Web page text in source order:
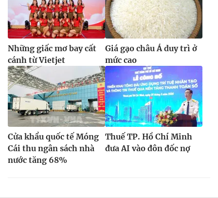
Những giấc mơ bay cất
cánh từ Vietjet
Giá gạo châu Á duy trì ở
mức cao
Cửa khẩu quốc tế Móng
Cái thu ngân sách nhà
nước tăng 68%
Thuế TP. Hồ Chí Minh
đưa AI vào đôn đốc nợ